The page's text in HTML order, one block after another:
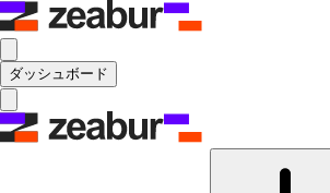
ダッシュボード